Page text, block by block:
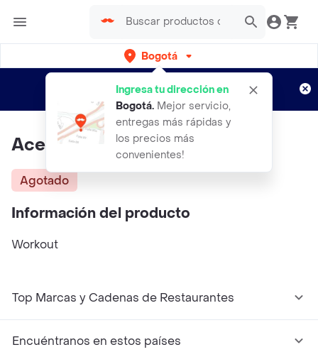
Bogotá
Ingresa tu dirección en
Bogotá. Mejor servicio,
entregas más rápidas y
los precios más
convenientes!
envíos gratis por semanas
Aplican TyC
Aceite De Oregano
Agotado
Información del producto
Workout
Top Marcas y Cadenas de Restaurantes
Encuéntranos en estos países